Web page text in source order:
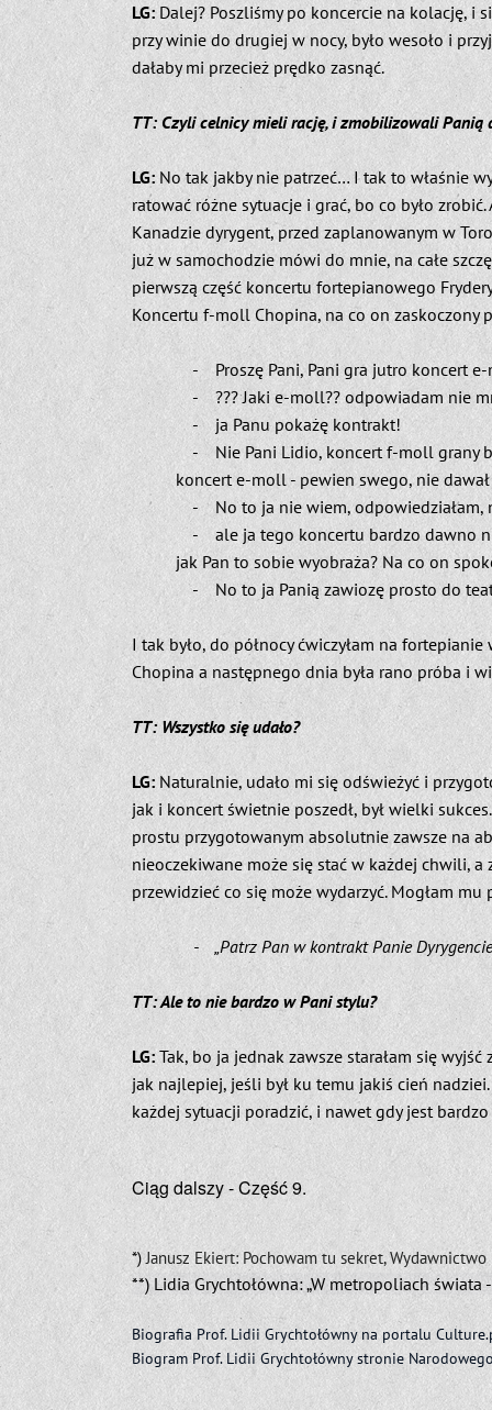
LG:Dalej? Poszliśmy po koncercie na kolację, i
przy winie do drugiej w nocy, było wesoło i
dałaby mi przecież prędko zasnąć.
TT: Czyli celnicy mieli rację, i zmobilizowali Panią
LG: No tak jakby nie patrzeć… I tak to właśnie
ratować różne sytuacje i grać, bo co było
Kanadzie dyrygent, przed zaplanowanym w
już w samochodzie mówi do mnie, na całe
pierwszą część koncertu fortepianowego
Koncertu f-moll Chopina, na co on zaskoczony
- Proszę Pani, Pani gra jutro koncert
- ??? Jaki e-moll?? odpowiadam nie
- ja Panu pokażę kontrakt!
- Nie Pani Lidio, koncert f-moll grany
koncert e-moll - pewien swego, nie
- No to ja nie wiem, odpowiedziałam,
- ale ja tego koncertu bardzo dawno
jak Pan to sobie wyobraża? Na co on
- No to ja Panią zawiozę prosto do
I tak było, do północy ćwiczyłam na
Chopina a następnego dnia była rano próba i
TT: Wszystko się udało?
LG: Naturalnie, udało mi się odświeżyć i
jak i koncert świetnie poszedł, był wielki
prostu przygotowanym absolutnie zawsze na
nieoczekiwane może się stać w każdej chwili,
przewidzieć co się może wydarzyć. Mogłam
- „Patrz Pan w kontrakt Panie
TT: Ale to nie bardzo w Pani stylu?
LG:Tak, bo ja jednak zawsze starałam się
jak najlepiej, jeśli był ku temu jakiś cień
każdej sytuacji poradzić, i nawet gdy jest
Ciąg dalszy - Część 9.
*)Janusz Ekiert: Pochowam tu sekret, Wydawnictwo
**) Lidia Grychtołówna: „W metropoliach
Biografia Prof. Lidii Grychtołówny na portalu
Biogram Prof. Lidii Grychtołówny stronie